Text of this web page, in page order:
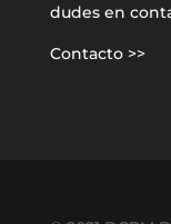
dudes en
Contacto >>